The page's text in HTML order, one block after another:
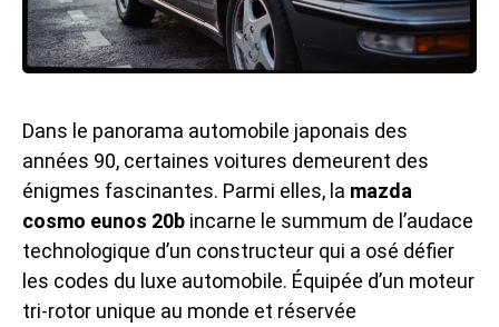
Dans le panorama automobile japonais des
années 90, certaines voitures demeurent des
énigmes fascinantes. Parmi elles, la mazda
cosmo eunos 20b incarne le summum de l’audace
technologique d’un constructeur qui a osé défier
les codes du luxe automobile. Équipée d’un moteur
tri-rotor unique au monde et réservée